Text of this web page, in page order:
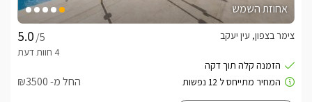
אחוזת השמש
/5
צימר בצפון, עין יעקב
החל מ- ₪3500